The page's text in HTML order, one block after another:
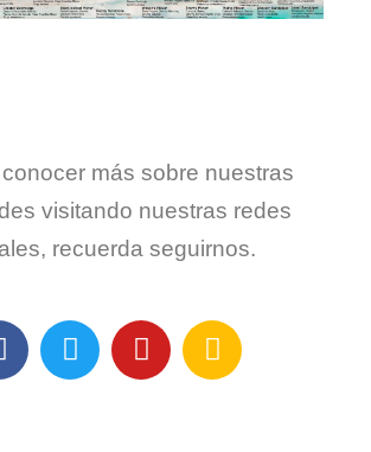
más sobre nuestras
visitando nuestras redes
recuerda seguirnos.